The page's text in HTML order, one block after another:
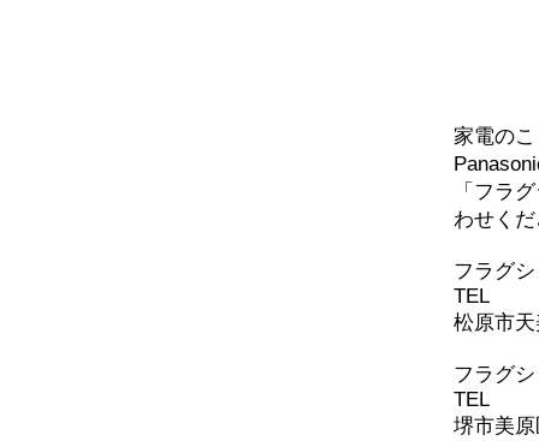
家電の
「フラ
わせく
フラグ
TEL
松原市
フラグ
TEL
堺市美